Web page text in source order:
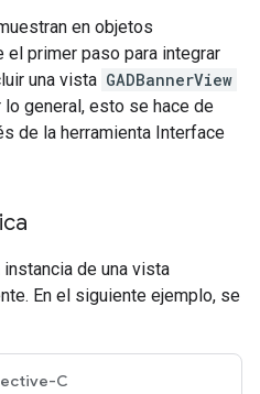
en objetos
el primer paso para integrar
una vista GADBannerView
general, esto se hace de
de la herramienta Interface
de una vista
En el siguiente ejemplo, se
C